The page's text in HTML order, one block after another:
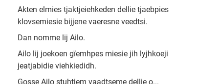
Akten elmies tjaktjeiehkeden dellie tjaebpies
klovsemiesie bijjene vaeresne veedtsi.
Dan nomme lij Ailo.
Ailo lij joekoen gïemhpes miesie jih lyjhkoeji
jeatjabidie viehkiedidh.
Gosse Ailo stuhtjem vaadtseme dellie o...